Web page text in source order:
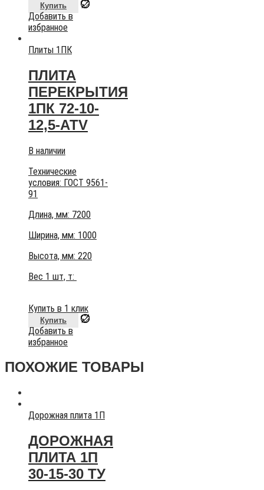
Купить
Добавить в
избранное
Плиты 1ПК
ПЛИТА
ПЕРЕКРЫТИЯ
1ПК 72-10-
12,5-АТV
В наличии
Технические
условия: ГОСТ 9561-
91
Длина, мм: 7200
Ширина, мм: 1000
Высота, мм: 220
Вес 1 шт, т:
Купить в 1 клик
Купить
Добавить в
избранное
ПОХОЖИЕ ТОВАРЫ
Дорожная плита 1П
ДОРОЖНАЯ
ПЛИТА 1П
30-15-30 ТУ